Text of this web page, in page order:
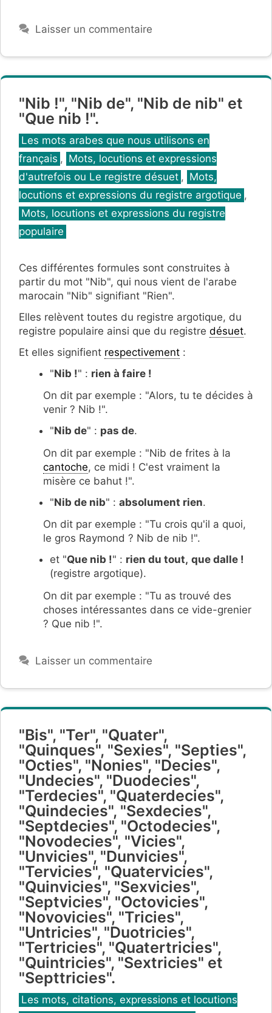
Laisser un commentaire
"Nib !", "Nib de", "Nib de nib" et
"Que nib !".
Catégories
Les mots arabes que nous utilisons en
français , Mots, locutions et expressions
d'autrefois ou Le registre désuet , Mots,
locutions et expressions du registre argotique ,
Mots, locutions et expressions du registre
populaire
Ces différentes formules sont construites à
partir du mot "Nib", qui nous vient de l'arabe
marocain "Nib" signifiant "Rien".
Elles relèvent toutes du registre argotique, du
registre populaire ainsi que du registre désuet.
Et elles signifient respectivement :
"Nib !" : rien à faire !
On dit par exemple : "Alors, tu te décides à
venir ? Nib !".
"Nib de" : pas de.
On dit par exemple : "Nib de frites à la
cantoche, ce midi ! C'est vraiment la
misère ce bahut !".
"Nib de nib" : absolument rien.
On dit par exemple : "Tu crois qu'il a quoi,
le gros Raymond ? Nib de nib !".
et "Que nib !" : rien du tout, que dalle !
(registre argotique).
On dit par exemple : "Tu as trouvé des
choses intéressantes dans ce vide-grenier
? Que nib !".
Laisser un commentaire
"Bis", "Ter", "Quater",
"Quinques", "Sexies", "Septies",
"Octies", "Nonies", "Decies",
"Undecies", "Duodecies",
"Terdecies", "Quaterdecies",
"Quindecies", "Sexdecies",
"Septdecies", "Octodecies",
"Novodecies", "Vicies",
"Unvicies", "Dunvicies",
"Tervicies", "Quatervicies",
"Quinvicies", "Sexvicies",
"Septvicies", "Octovicies",
"Novovicies", "Tricies",
"Untricies", "Duotricies",
"Tertricies", "Quatertricies",
"Quintricies", "Sextricies" et
"Septtricies".
Catégories
Les mots, citations, expressions et locutions